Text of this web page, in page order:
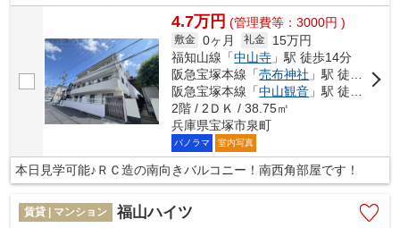
4.7万円 (管理費等：3000円 )
敷金 0ヶ月 礼金
15万円
福知山線「中山寺 」駅 徒歩14分
阪急宝塚本線「売布神社 」駅 徒歩18分
阪急宝塚本線「中山観音 」駅 徒歩18分
2階 / 2ＤＫ / 38.75㎡
兵庫県宝塚市泉町
パノラマ 室内写真
本日見学可能♪ＲＣ造の南向きバルコニー！南西角部屋です！
賃貸 | マンション 福山ハイツ